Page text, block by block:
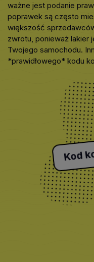
ważne jest podanie
poprawek są często
większość
zwrotu, ponieważ lakier
Twojego samochodu.
*prawidłowego* kodu
Kod